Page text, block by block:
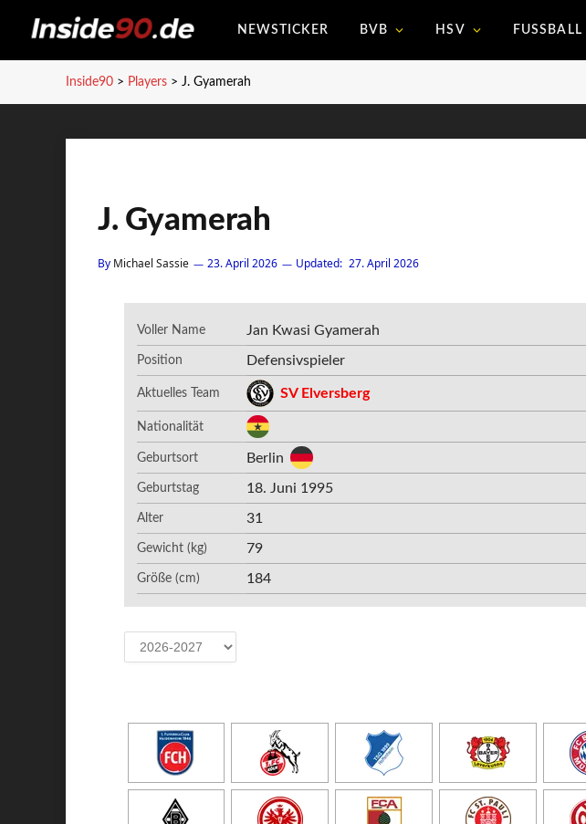
NEWSTICKER BVB HSV FUSSBALL
Inside90 > Players > J. Gyamerah
J. Gyamerah
By Michael Sassie 23. April 2026 Updated: 27. April 2026
Voller Name Jan Kwasi Gyamerah
Position Defensivspieler
Aktuelles Team SV Elversberg
Nationalität
Geburtsort Berlin
Geburtstag 18. Juni 1995
Alter 31
Gewicht (kg) 79
Größe (cm) 184